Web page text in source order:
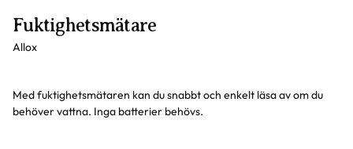
Fuktighetsmätare
Allox
Med fuktighetsmätaren kan du snabbt och enkelt läsa av om du
behöver vattna. Inga batterier behövs.